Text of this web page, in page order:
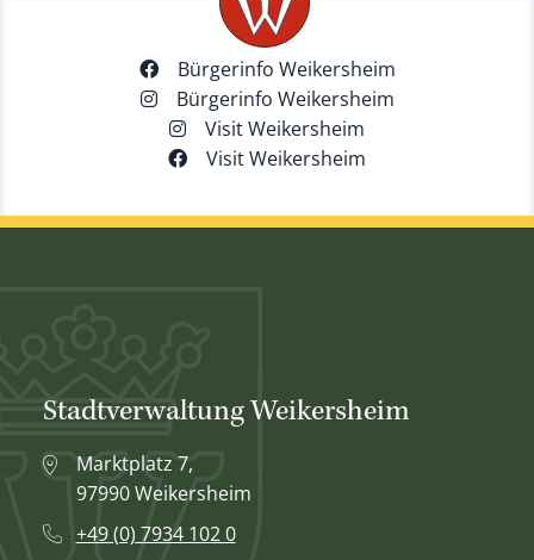
Bürgerinfo Weikersheim
Bürgerinfo Weikersheim
Visit Weikersheim
Visit Weikersheim
Stadtverwaltung Weikersheim
Marktplatz 7,
97990 Weikersheim
+49 (0) 7934 102 0